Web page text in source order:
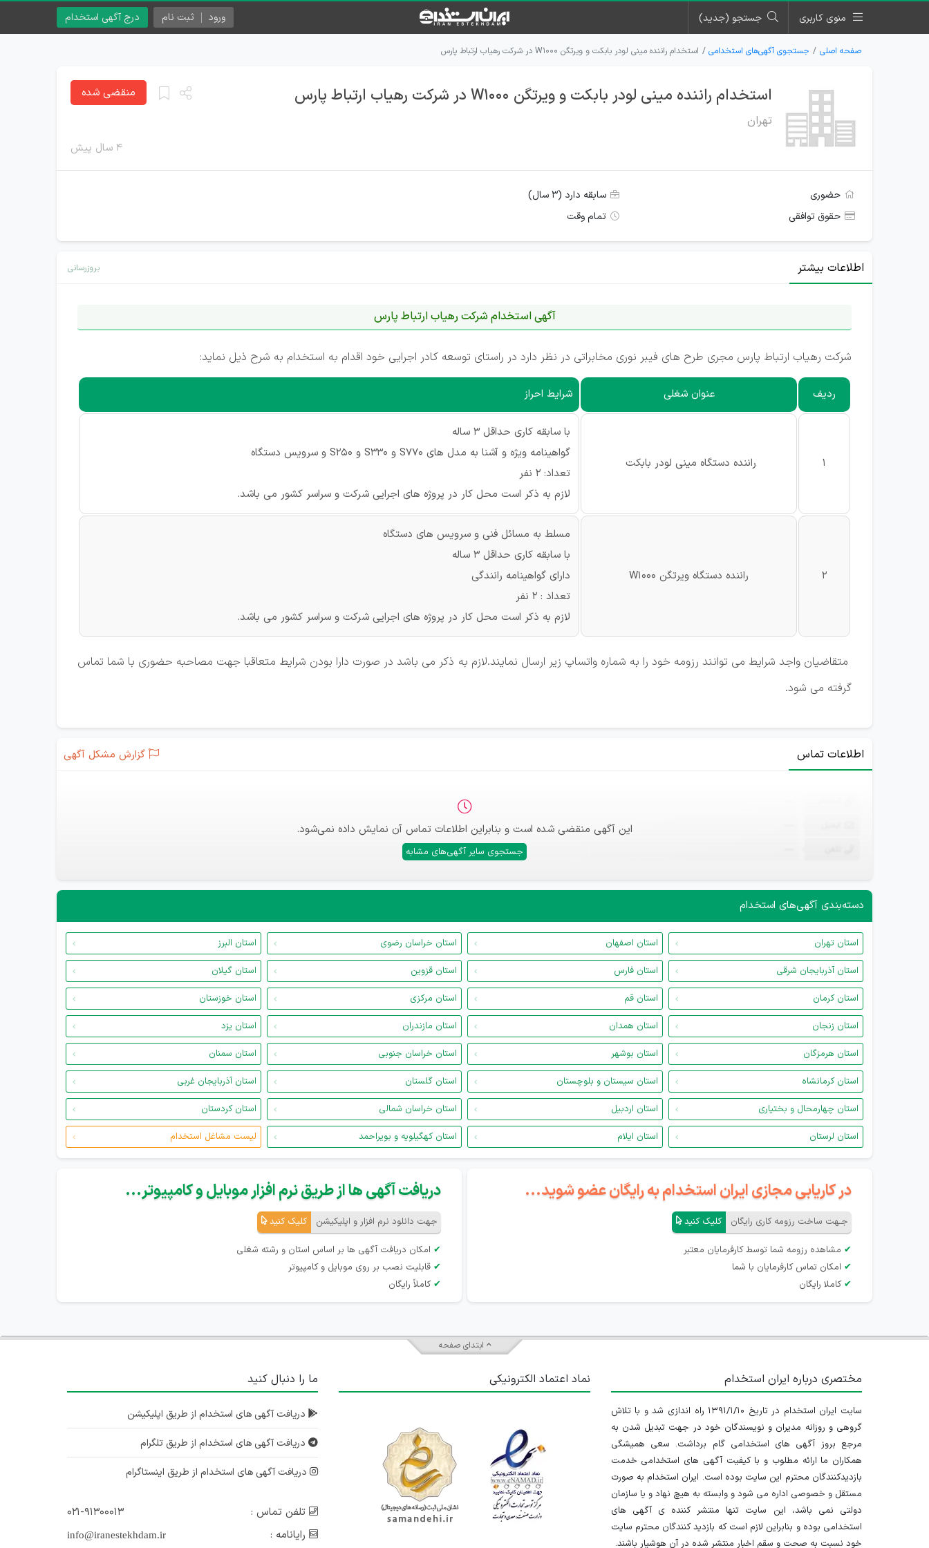
منوی کاربری جستجو (جدید) درج آگهی استخدام ورود ثبت نام
صفحه اصلی جستجوی آگهی‌های استخدامی استخدام راننده مینی لودر بابکت و ویرتگن W۱۰۰۰ در شرکت رهیاب ارتباط پارس
استخدام راننده مینی لودر بابکت و ویرتگن W۱۰۰۰ در شرکت رهیاب ارتباط پارس
تهران
۴ سال پیش
منقضی شده
حضوری
سابقه دارد (۳ سال)
حقوق توافقی
تمام وقت
اطلاعات بیشتر بروزرسانی
آگهی استخدام شرکت رهیاب ارتباط پارس
شرکت رهیاب ارتباط پارس مجری طرح های فیبر نوری مخابراتی در نظر دارد در راستای توسعه کادر اجرایی خود اقدام به استخدام به شرح ذیل نماید:
ردیف عنوان شغلی شرایط احراز
1 راننده دستگاه مینی لودر بابکت
با سابقه کاری حداقل 3 ساله
گواهینامه ویژه و آشنا به مدل های S770 و S330 و S250 و سرویس دستگاه
تعداد: 2 نفر
لازم به ذکر است محل کار در پروژه های اجرایی شرکت و سراسر کشور می باشد.
2 راننده دستگاه ویرتگن W1000
مسلط به مسائل فنی و سرویس های دستگاه
با سابقه کاری حداقل 3 ساله
دارای گواهینامه رانندگی
تعداد : 2 نفر
لازم به ذکر است محل کار در پروژه های اجرایی شرکت و سراسر کشور می باشد.
متقاضیان واجد شرایط می توانند رزومه خود را به شماره واتساپ زیر ارسال نمایند.لازم به ذکر می باشد در صورت دارا بودن شرایط متعاقبا جهت مصاحبه حضوری با شما تماس
گرفته می شود.
اطلاعات تماس گزارش مشکل آگهی
این آگهی منقضی شده است و بنابراین اطلاعات تماس آن نمایش داده نمی‌شود.
جستجوی سایر آگهی‌های مشابه
دسته‌بندی آگهی‌های استخدام
استان تهران استان اصفهان استان خراسان رضوی
استان البرز
استان آذربایجان شرقی
استان فارس استان قزوین
استان گیلان
استان کرمان
استان قم استان مرکزی
استان خوزستان
استان زنجان
استان همدان استان مازندران
استان یزد
استان هرمزگان
استان بوشهر استان خراسان جنوبی
استان سمنان
استان کرمانشاه
استان سیستان و بلوچستان استان گلستان
استان آذربایجان غربی
استان چهارمحال و بختیاری
استان اردبیل استان خراسان شمالی
استان کردستان
استان لرستان
استان ایلام استان کهگیلویه و بویراحمد لیست مشاغل استخدام
در کاریابی مجازی ایران استخدام به رایگان عضو شوید...
جـهت ساخت رزومه کاری رایگان کلیک کنید
✔ مشاهده رزومه شما توسط کارفرمایان معتبر
✔ امکان تماس کارفرمایان با شما
✔ کاملا رایگان
دریافت آگهی ها از طریق نرم افزار موبایل و کامپیوتر...
جهت دانلود نرم افزار و اپلیکیشن کلیک کنید
✔ امکان دریافت آگهی ها بر اساس استان و رشته شغلی
✔ قابلیت نصب بر روی موبایل و کامپیوتر
✔ کاملاً رایگان
ابتدای صفحه
مختصری درباره ایران استخدام
سایت ایران استخدام در تاریخ ۱۳۹۱/۱/۱۰ راه اندازی شد و با تلاش
گروهی و روزانه مدیران و نویسندگان خود در جهت تبدیل شدن به
مرجع بروز آگهی های استخدامی گام برداشت. سعی همیشگی
همکاران ما ارائه مطلوب و با کیفیت آگهی های استخدامی خدمت
بازدیدکنندگان محترم این سایت بوده است. ایران استخدام به صورت
مستقل و خصوصی اداره می شود و وابسته به هیچ نهاد و یا سازمان
دولتی نمی باشد، این سایت تنها منتشر کننده ی آگهی های
استخدامی بوده و بنابراین لازم است که بازدید کنندگان محترم سایت
خود نسبت به صحت و سقم اخبار منتشر شده در آن هوشیار باشند.
نماد اعتماد الکترونیکی ما را دنبال کنید
دریافت آگهی های استخدام از طریق اپلیکیشن
دریافت آگهی های استخدام از طریق تلگرام
دریافت آگهی های استخدام از طریق اینستاگرام
تلفن تماس :
۰۲۱-۹۱۳۰۰۰۱۳
رایانامه :
info@iranestekhdam.ir